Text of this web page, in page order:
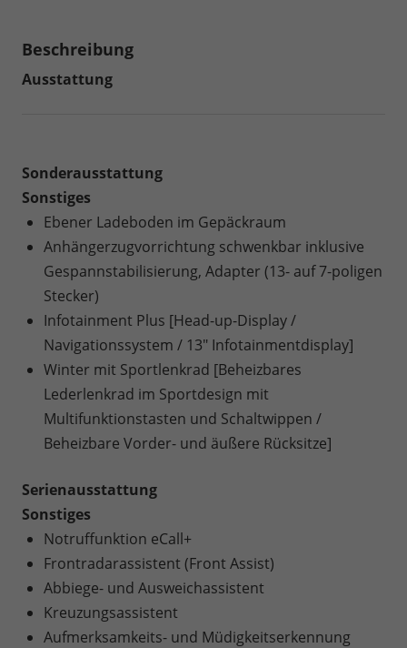
Beschreibung
Ausstattung
Sonderausstattung
Sonstiges
Ebener Ladeboden im Gepäckraum
Anhängerzugvorrichtung schwenkbar inklusive
Gespannstabilisierung, Adapter (13- auf 7-poligen
Stecker)
Infotainment Plus [Head-up-Display /
Navigationssystem / 13" Infotainmentdisplay]
Winter mit Sportlenkrad [Beheizbares
Lederlenkrad im Sportdesign mit
Multifunktionstasten und Schaltwippen /
Beheizbare Vorder- und äußere Rücksitze]
Serienausstattung
Sonstiges
Notruffunktion eCall+
Frontradarassistent (Front Assist)
Abbiege- und Ausweichassistent
Kreuzungsassistent
Aufmerksamkeits- und Müdigkeitserkennung